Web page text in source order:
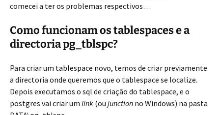
comecei a ter os problemas respectivos…
Como funcionam os tablespaces e a
directoria pg_tblspc?
Para criar um tablespace novo, temos de criar previamente
a directoria onde queremos que o tablespace se localize.
Depois executamos o sql de criação do tablespace, e o
postgres vai criar um link (ou junction no Windows) na pasta